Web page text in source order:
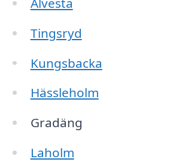
Tingsryd
Kungsbacka
Hässleholm
Gradäng
Laholm